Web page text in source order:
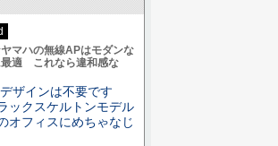
マハの無線APはモダンな
最適 これなら違和感な
ザインは不要です
クスケルトンモデル
オフィスにめちゃなじ